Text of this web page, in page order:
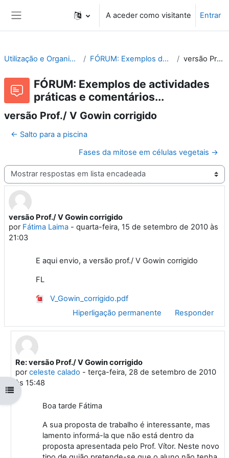
A aceder como visitante Entrar
Abrir índice da disciplina
Utilização e Organização de Laboratórios Escolares FÓRUM: Exemplos de actividades práticas e comentários... versão Prof./ V Gowin corrigido
FÓRUM: Exemplos de actividades
práticas e comentários...
versão Prof./ V Gowin corrigido
← Salto para a piscina
Fases da mitose em células vegetais →
Modo de visualização
versão Prof./ V Gowin corrigido
por Fátima Laima - quarta-feira, 15 de setembro de 2010 às
21:03
Número de respostas: 1
E aqui envio, a versão prof./ V Gowin corrigido
FL
V_Gowin_corrigido.pdf
Hiperligação permanente
Responder
Em resposta a 'Fátima Laima'
Re: versão Prof./ V Gowin corrigido
porceleste calado - terça-feira, 28 de setembro de 2010
às 15:48
Boa tarde Fátima
A sua proposta de trabalho é interessante, mas
lamento informá-la que não está dentro da
proposta apresentada pelo Prof. Vítor. Neste novo